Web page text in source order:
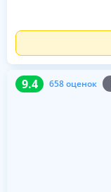
9.4 658 оценок
9.4 658 оценок